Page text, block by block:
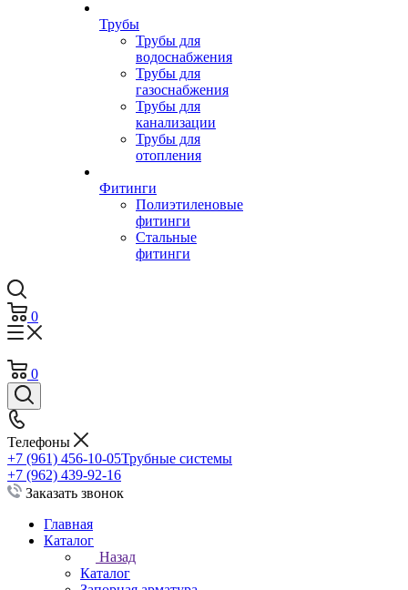
Трубы
Трубы для
водоснабжения
Трубы для
газоснабжения
Трубы для
канализации
Трубы для
отопления
Фитинги
Полиэтиленовые
фитинги
Стальные
фитинги
0
0
Телефоны
+7 (961) 456-10-05Трубные системы
+7 (962) 439-92-16
Заказать звонок
Главная
Каталог
Назад
Каталог